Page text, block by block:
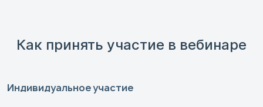
Как принять участие в вебинаре
Индивидуальное участие